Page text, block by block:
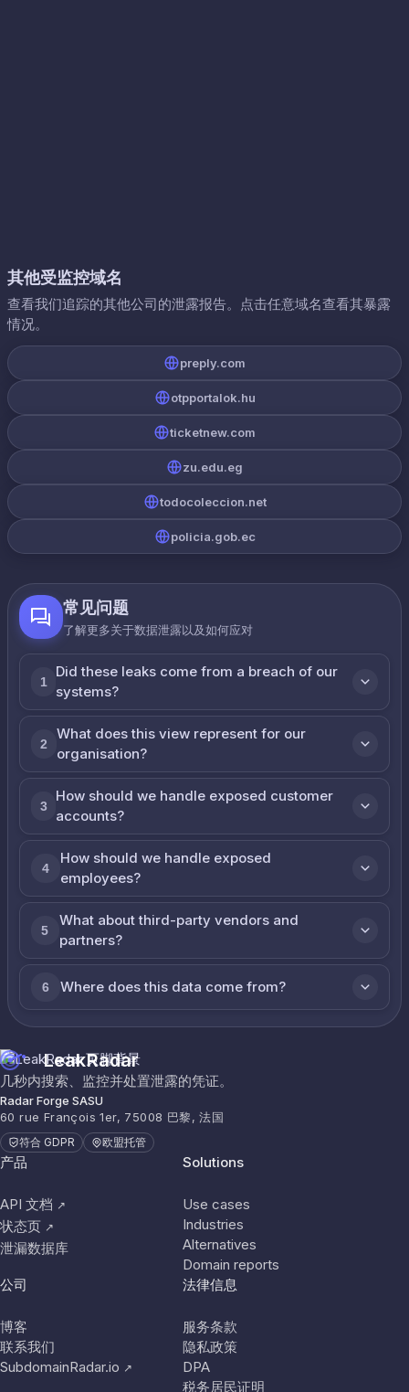
其他受监控域名
查看我们追踪的其他公司的泄露报告。点击任意域名查看其暴露
情况。
preply.com
otpportalok.hu
ticketnew.com
zu.edu.eg
todocoleccion.net
policia.gob.ec
常见问题
了解更多关于数据泄露以及如何应对
1
Did these leaks come from a breach of our
systems?
2
What does this view represent for our
organisation?
3
How should we handle exposed customer
accounts?
4
How should we handle exposed
employees?
5
What about third-party vendors and
partners?
6 Where does this data come from?
LeakRadar
几秒内搜索、监控并处置泄露的凭证。
Radar Forge SASU
60 rue François 1er, 75008 巴黎, 法国
符合 GDPR 欧盟托管
产品
API 文档 ↗
状态页 ↗
泄漏数据库
Solutions
Use cases
Industries
Alternatives
Domain reports
公司
博客
联系我们
SubdomainRadar.io ↗
法律信息
服务条款
隐私政策
DPA
税务居民证明